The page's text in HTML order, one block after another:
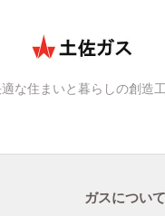
な住まいと暮らしの創造
ガスについて